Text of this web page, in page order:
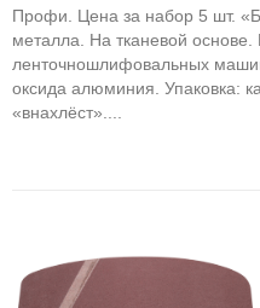
Профи. Цена за набор 5 шт.
металла. На тканевой основе.
ленточношлифовальных
оксида алюминия. Упаковка:
«внахлёст»....